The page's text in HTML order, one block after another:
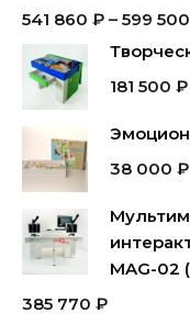
541 860 ₽ – 599 500
181 500 ₽
38 000 ₽
MAG-02
385 770 ₽